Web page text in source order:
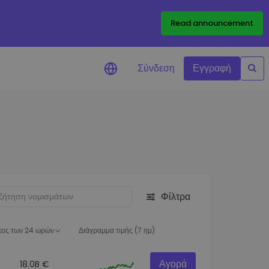
Read announcement
Σύνδεση Εγγραφή
Φίλτρα
των 24 ωρών Διάγραμμα τιμής (7 ημ)
18.0B € Αγορά